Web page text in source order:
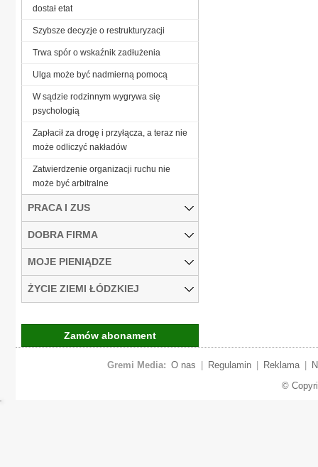
dostał etat
Szybsze decyzje o restrukturyzacji
Trwa spór o wskaźnik zadłużenia
Ulga może być nadmierną pomocą
W sądzie rodzinnym wygrywa się
psychologią
Zapłacił za drogę i przyłącza, a teraz nie
może odliczyć nakładów
Zatwierdzenie organizacji ruchu nie
może być arbitralne
PRACA I ZUS
DOBRA FIRMA
MOJE PIENIĄDZE
ŻYCIE ZIEMI ŁÓDZKIEJ
Zamów abonament
Gremi Media: O nas Regulamin Reklama
©